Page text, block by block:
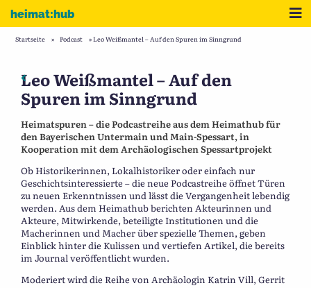
Zum Inhalt
heimat:hub
Startseite » Podcast »Leo Weißmantel – Auf den Spuren im Sinngrund
Beitragsnavigation
Vorheriger: Määhkuh – Auf den Spuren der
Leo Weißmantel – Auf den
Spuren im Sinngrund
Heimatspuren – die Podcastreihe aus dem Heimathub für
den Bayerischen Untermain und Main-Spessart, in
Kooperation mit dem Archäologischen Spessartprojekt
Ob Historikerinnen, Lokalhistoriker oder einfach nur
Geschichtsinteressierte – die neue Podcastreihe öffnet Türen
zu neuen Erkenntnissen und lässt die Vergangenheit lebendig
werden. Aus dem Heimathub berichten Akteurinnen und
Akteure, Mitwirkende, beteiligte Institutionen und die
Macherinnen und Macher über spezielle Themen, geben
Einblick hinter die Kulissen und vertiefen Artikel, die bereits
im Journal veröffentlicht wurden.
Moderiert wird die Reihe von Archäologin Katrin Vill, Gerrit